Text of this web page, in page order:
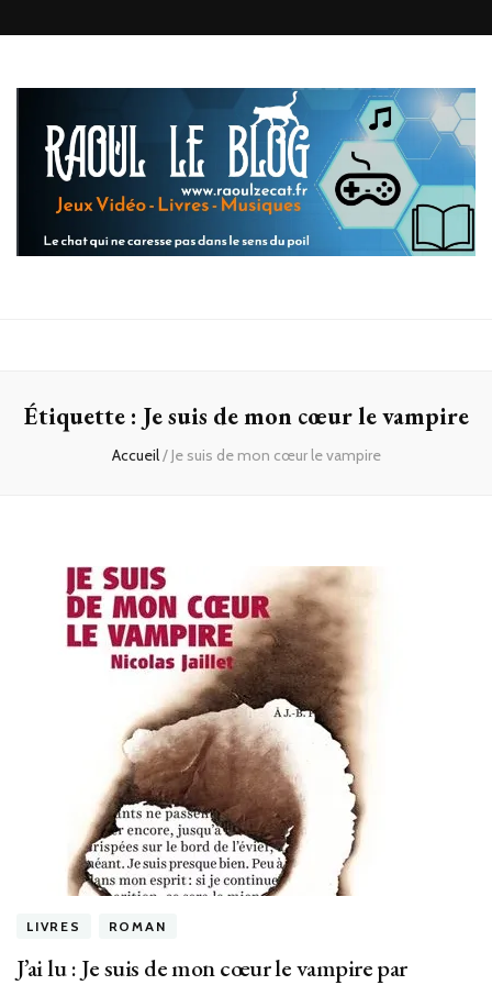
blog
Étiquette : Je suis de mon cœur le vampire
Accueil/Je suis de mon cœur le vampire
LIVRES ROMAN
J’ai lu : Je suis de mon cœur le vampire par